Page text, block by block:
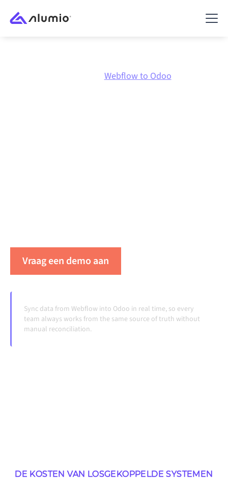
Webflow to Odoo
Vraag een demo aan
Sync data from Webflow into Odoo in real time, so every
team always works from the same source of truth without
manual reconciliation.
DE KOSTEN VAN LOSGEKOPPELDE SYSTEMEN